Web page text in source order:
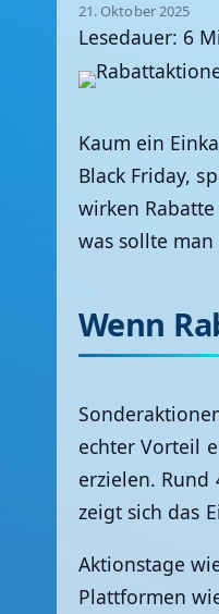
21. Oktober 2025
Lesedauer: 6
Kaum ein
Black Friday,
wirken
was sollte
Wenn
echter Vorteil
erzielen. Rund
zeigt sich das
Aktionstage
Plattformen